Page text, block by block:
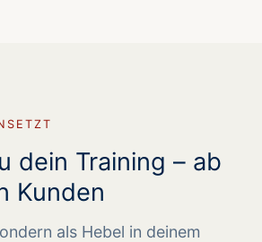
dein Training – ab
Kunden
als Hebel in deinem